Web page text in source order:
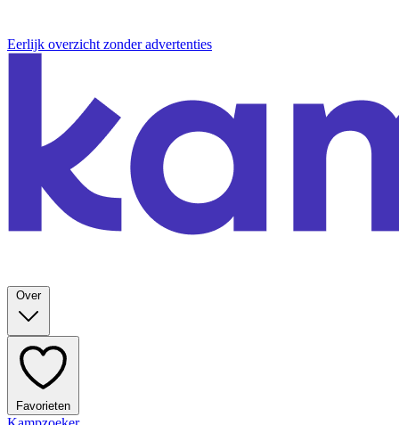
Eerlijk overzicht zonder advertenties
Over
Favorieten